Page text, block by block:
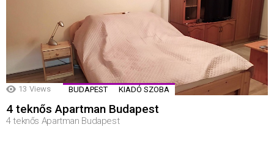
13 Views BUDAPEST KIADÓ SZOBA
4 teknős Apartman Budapest
4 teknős Apartman Budapest